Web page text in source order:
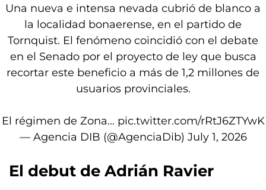
Una nueva e intensa nevada cubrió de blanco a
la localidad bonaerense, en el partido de
Tornquist. El fenómeno coincidió con el debate
en el Senado por el proyecto de ley que busca
recortar este beneficio a más de 1,2 millones de
usuarios provinciales.
El régimen de Zona… pic.twitter.com/rRtJ6ZTYwK
— Agencia DIB (@AgenciaDib) July 1, 2026
El debut de Adrián Ravier